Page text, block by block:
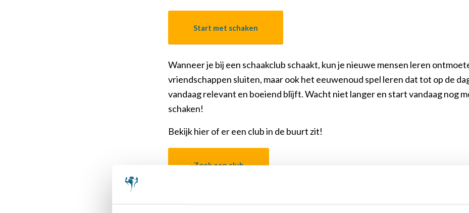
Start met schaken
Wanneer je bij een schaakclub schaakt, kun je nieuwe mensen leren
vriendschappen sluiten, maar ook het eeuwenoud spel leren dat tot op de
vandaag relevant en boeiend blijft. Wacht niet langer en start vandaag nog
schaken!
Bekijk hier of er een club in de buurt zit!
Zoek een club